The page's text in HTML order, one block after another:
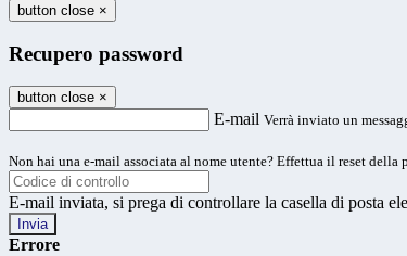
button close ×
Recupero password
button close ×
E-mail Verrà inviato un
Non hai una e-mail associata al nome utente? Effettua il reset della
E-mail inviata, si prega di controllare la casella di posta
Errore